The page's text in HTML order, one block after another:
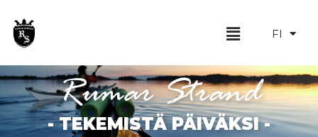
sisältöön
Menu FI
SV
Rumar Strand
- TEKEMISTÄ PÄIVÄKSI -